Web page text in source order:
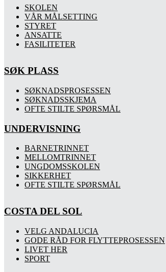
SKOLEN
VÅR MÅLSETTING
STYRET
ANSATTE
FASILITETER
SØK PLASS
SØKNADSPROSESSEN
SØKNADSSKJEMA
OFTE STILTE SPØRSMÅL
UNDERVISNING
BARNETRINNET
MELLOMTRINNET
UNGDOMSSKOLEN
SIKKERHET
OFTE STILTE SPØRSMÅL
COSTA DEL SOL
VELG ANDALUCIA
GODE RÅD FOR FLYTTEPROSESSEN
LIVET HER
SPORT